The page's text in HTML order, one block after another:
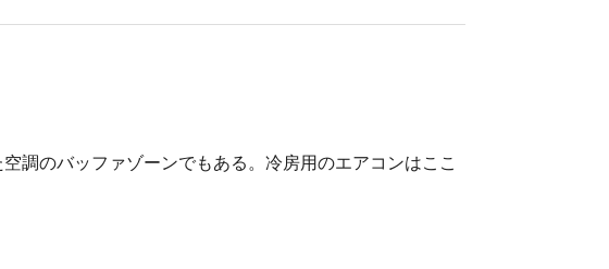
調のバッファゾーンでもある。冷房用のエアコンはここ